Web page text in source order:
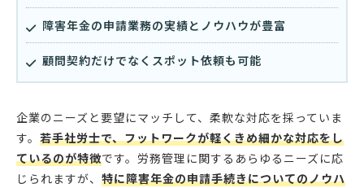
障害年金の申請業務の実績とノウハウが豊富
顧問契約だけでなくスポット依頼も可能
企業のニーズと要望にマッチして、柔軟な対応を採っていま
す。 若手社労士で、フットワークが軽くきめ細かな対応をし
ているのが特徴です。労務管理に関するあらゆるニーズに応
じられますが、 特に障害年金の申請手続きについてのノウハ